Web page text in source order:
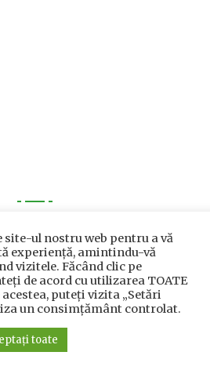
ul nostru web pentru a vă
experiență, amintindu-vă
vizitele. Făcând clic pe
de acord cu utilizarea TOATE
puteți vizita „Setări
un consimțământ controlat.
toate